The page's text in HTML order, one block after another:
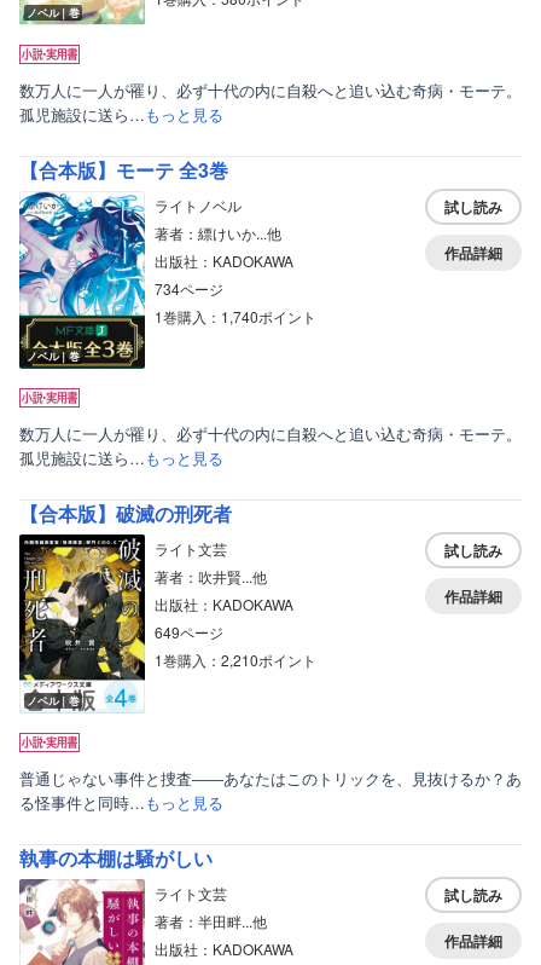
ノベル｜巻
数万人に一人が罹り、必ず十代の内に自殺へと追い込む奇病・モーテ。
孤児施設に送ら…もっと見る
【合本版】モーテ 全3巻
ノベル｜巻
ライトノベル
著者：縹けいか...他
出版社：KADOKAWA
734ページ
1巻購入：1,740ポイント
試し読み
作品詳細
数万人に一人が罹り、必ず十代の内に自殺へと追い込む奇病・モーテ。
孤児施設に送ら…もっと見る
【合本版】破滅の刑死者
ノベル｜巻
ライト文芸
著者：吹井賢...他
出版社：KADOKAWA
649ページ
1巻購入：2,210ポイント
試し読み
作品詳細
普通じゃない事件と捜査――あなたはこのトリックを、見抜けるか？あ
る怪事件と同時…もっと見る
執事の本棚は騒がしい
ライト文芸
著者：半田畔...他
出版社：KADOKAWA
試し読み
作品詳細